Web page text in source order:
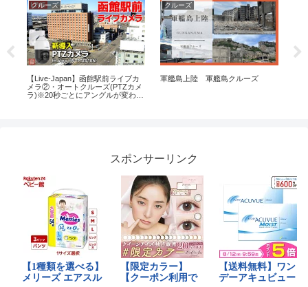
クルーズ
【Live-Japan】函館駅前ライブカ
メラ②・オートクルーズ(PTZカメ
ラ)※20秒ごとにアングルが変わり
クルーズ
軍艦島上陸 軍艦島クルーズ
スポンサーリンク